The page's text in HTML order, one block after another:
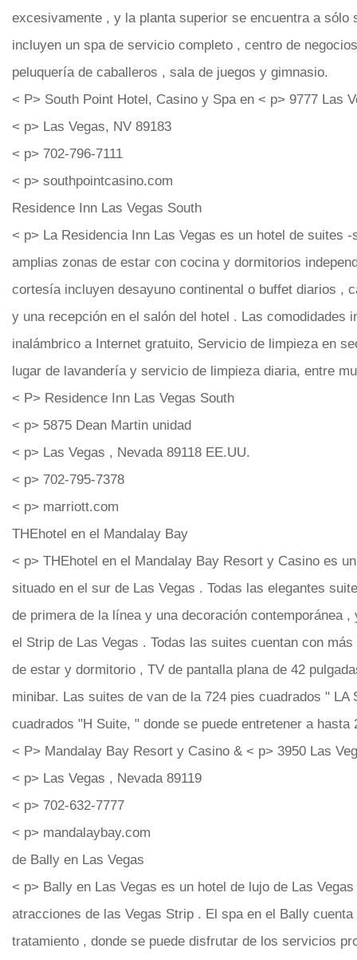
excesivamente , y la planta superior se encuentra a sólo
incluyen un spa de servicio completo , centro de
peluquería de caballeros , sala de juegos y gimnasio.
< P> South Point Hotel, Casino y Spa en < p> 9777 Las
< p> Las Vegas, NV 89183
< p> 702-796-7111
< p> southpointcasino.com
Residence Inn Las Vegas South
< p> La Residencia Inn Las Vegas es un hotel de suites
amplias zonas de estar con cocina y dormitorios
cortesía incluyen desayuno continental o buffet diarios ,
y una recepción en el salón del hotel . Las comodidades
inalámbrico a Internet gratuito, Servicio de limpieza en
lugar de lavandería y servicio de limpieza diaria, entre
< P> Residence Inn Las Vegas South
< p> 5875 Dean Martin unidad
< p> Las Vegas , Nevada 89118 EE.UU.
< p> 702-795-7378
< p> marriott.com
THEhotel en el Mandalay Bay
< p> THEhotel en el Mandalay Bay Resort y Casino es
situado en el sur de Las Vegas . Todas las elegantes
de primera de la línea y una decoración contemporánea
el Strip de Las Vegas . Todas las suites cuentan con
de estar y dormitorio , TV de pantalla plana de 42
minibar. Las suites de van de la 724 pies cuadrados " LA
cuadrados "H Suite, " donde se puede entretener a hasta
< P> Mandalay Bay Resort y Casino & < p> 3950 Las
< p> Las Vegas , Nevada 89119
< p> 702-632-7777
< p> mandalaybay.com
de Bally en Las Vegas
< p> Bally en Las Vegas es un hotel de lujo de Las
atracciones de las Vegas Strip . El spa en el Bally
tratamiento , donde se puede disfrutar de los servicios